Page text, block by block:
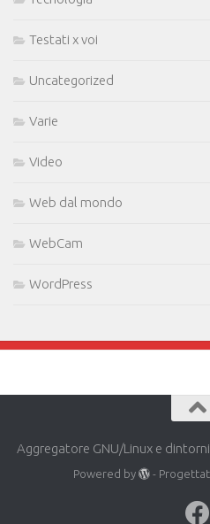
Testati x voi
Uncategorized
Varie
Video
Web dal mondo
WebCam
WordPress
Aggregatore GNU/Linux e
Powered by -